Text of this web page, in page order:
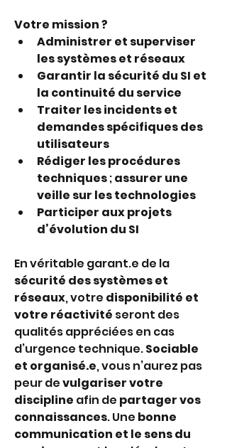
Votre mission ?
Administrer et superviser
les systèmes et réseaux
Garantir la sécurité du SI et
la continuité du service
Traiter les incidents et
demandes spécifiques des
utilisateurs
Rédiger les procédures
techniques ; assurer une
veille sur les technologies
Participer aux projets
d’évolution du SI
sécurité des systèmes et
réseaux, votre disponibilité et
votre réactivité seront des
qualités appréciées en cas
d’urgence technique. Sociable
et organisé.e, vous n’aurez pas
peur de vulgariser votre
discipline afin de partager vos
connaissances. Une bonne
communication et le sens du